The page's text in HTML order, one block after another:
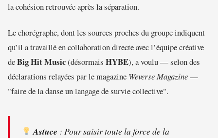
la cohésion retrouvée après la séparation.
Le chorégraphe, dont les sources proches du groupe indiquent
qu’il a travaillé en collaboration directe avec l’équipe créative
deBig Hit Music(désormais HYBE), a voulu — selon des
déclarations relayées par le magazine Weverse Magazine—
"faire de la danse un langage de survie collective".
Astuce : Pour saisir toute la force de la